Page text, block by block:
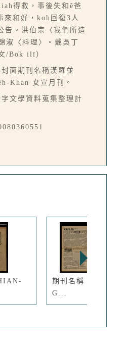
得救，事後失和ê爸
來和好，koh回復3人
告。洪伯宗〈我們所造
淑〈料理〉。戴吳丁
/Bo̍k ilī）
面期刊名稱漢羅並
Khan 女宣月刊。
文學資料蒐集整理計
期刊名稱：TÂI-
G...